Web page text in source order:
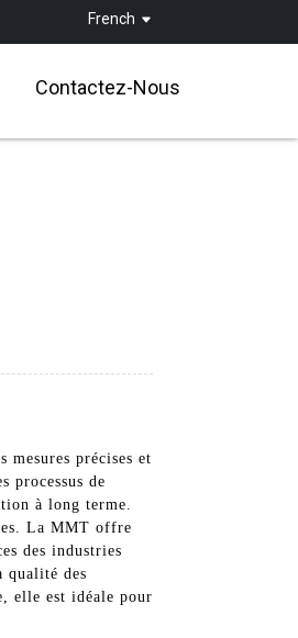
French
Contactez-Nous
précises et
processus de
à long terme.
La MMT offre
des industries
qualité des
elle est idéale pour